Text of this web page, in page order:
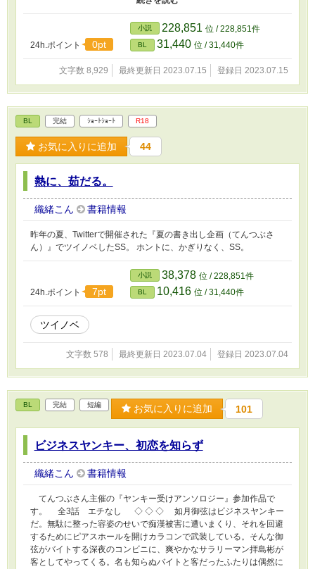
24h.ポイント 0pt
小説 228,851 位 / 228,851件
BL 31,440 位 / 31,440件
文字数 8,929 最終更新日 2023.07.15 登録日 2023.07.15
BL 完結 ｼｮｰﾄｼｮｰﾄ R18
お気に入りに追加 44
熱に、茹だる。
織緒こん 書籍情報
昨年の夏、Twitterで開催された『夏の書き出し企画（てんつぶさ
ん）』でツイノベしたSS。 ホントに、かぎりなく、SS。
24h.ポイント 7pt
小説 38,378 位 / 228,851件
BL 10,416 位 / 31,440件
ツイノベ
文字数 578 最終更新日 2023.07.04 登録日 2023.07.04
BL 完結 短編 お気に入りに追加 101
ビジネスヤンキー、初恋を知らず
織緒こん 書籍情報
てんつぶさん主催の『ヤンキー受けアンソロジー』参加作品で
す。 全3話 エチなし ◇ ◇ ◇ 如月御弦はビジネスヤンキー
だ。無駄に整った容姿のせいで痴漢被害に遭いまくり、それを回避
するためにピアスホールを開けカラコンで武装している。そんな御
弦がバイトする深夜のコンビニに、爽やかなサラリーマン拝島彬が
客としてやってくる。名も知らぬバイトと客だったふたりは偶然に